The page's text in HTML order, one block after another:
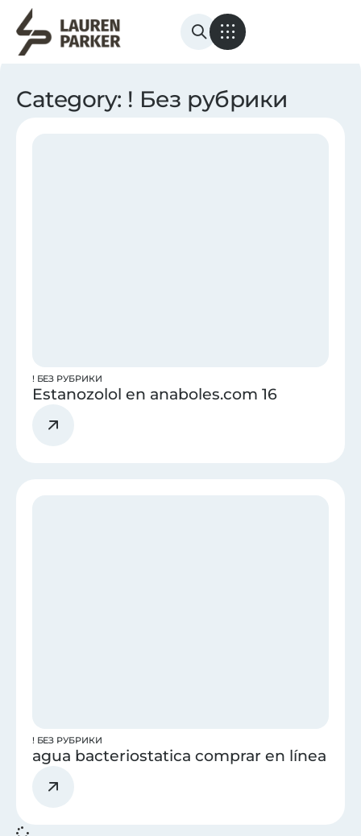
Category: ! Без рубрики
! БЕЗ РУБРИКИ
Estanozolol en anaboles.com 16
! БЕЗ РУБРИКИ
agua bacteriostatica comprar en línea